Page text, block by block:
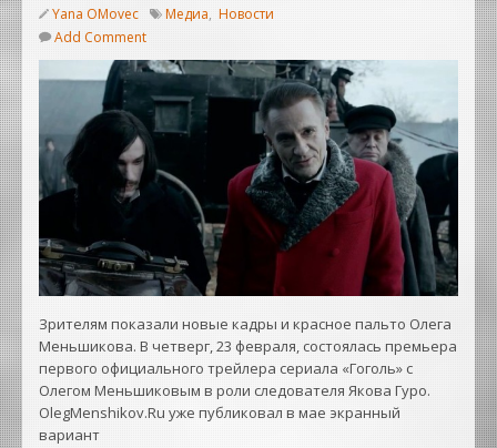
Yana OMovec Медиа, Новости
Add Comment
Зрителям показали новые кадры и красное пальто Олега
Меньшикова. В четверг, 23 февраля, состоялась премьера
первого официального трейлера сериала «Гоголь» с
Олегом Меньшиковым в роли следователя Якова Гуро.
OlegMenshikov.Ru уже публиковал в мае экранный
вариант